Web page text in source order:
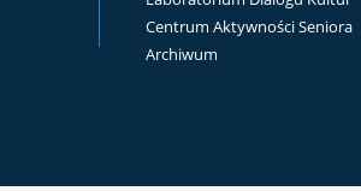
Centrum Aktywności Seniora
Archiwum